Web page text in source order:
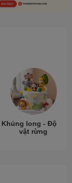
Khủng long - Động
vật rừng